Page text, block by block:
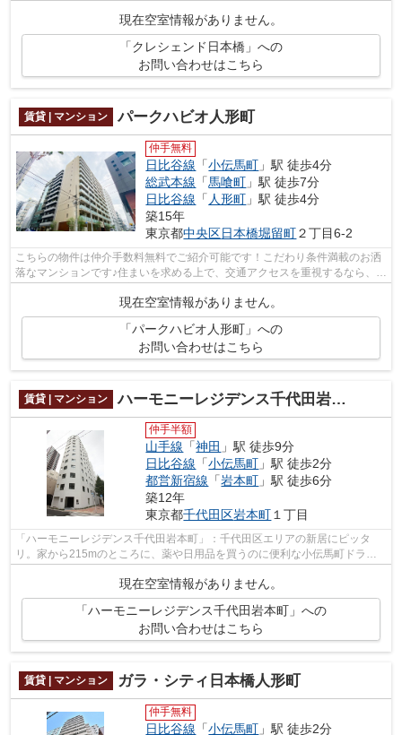
現在空室情報がありません。
「クレシェンド日本橋」への
お問い合わせはこちら
賃貸 | マンション パークハビオ人形町
仲手無料
日比谷線 「小伝馬町 」駅 徒歩4分
総武本線 「馬喰町 」駅 徒歩7分
日比谷線 「 人形町 」駅 徒歩4分
築15年
東京都中央区日本橋堀留町２丁目6-2
こちらの物件は仲介手数料無料でご紹介可能です！こだわり条件満載のお洒
落なマンションです♪住まいを求める上で、交通アクセスを重視するなら、日
比谷線小伝馬町周辺が適しているでし...
現在空室情報がありません。
「パークハビオ人形町」への
お問い合わせはこちら
賃貸 | マンション ハーモニーレジデンス千代田岩本町
仲手半額
山手線 「神田 」駅 徒歩9分
日比谷線 「小伝馬町 」駅 徒歩2分
都営新宿線 「岩本町 」駅 徒歩6分
築12年
東京都千代田区岩本町１丁目
「ハーモニーレジデンス千代田岩本町」：千代田区エリアの新居にピッタ
リ。家から215mのところに、薬や日用品を買うのに便利な小伝馬町ドラッ
現在空室情報がありません。
「ハーモニーレジデンス千代田岩本町」への
お問い合わせはこちら
賃貸 | マンション ガラ・シティ日本橋人形町
仲手無料
日比谷線 「小伝馬町 」駅 徒歩2分